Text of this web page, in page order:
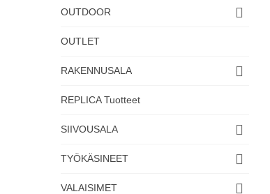
OUTDOOR
OUTLET
RAKENNUSALA
REPLICA Tuotteet
SIIVOUSALA
TYÖKÄSINEET
VALAISIMET